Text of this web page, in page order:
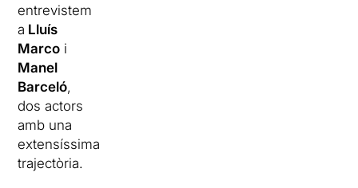
entrevistem
a Lluís
Marco i
Manel
Barceló,
dos actors
amb una
extensíssima
trajectòria.